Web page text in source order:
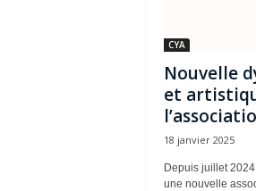
CYA
Nouvelle
et
18 janvier 2025
Depuis juillet
une nouvelle